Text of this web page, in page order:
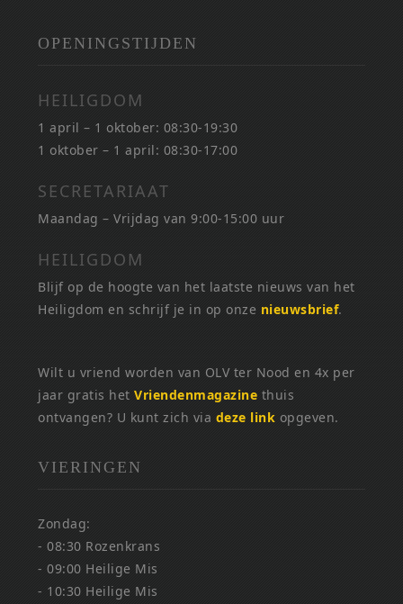
OPENINGSTIJDEN
HEILIGDOM
1 april – 1 oktober: 08:30-19:30
1 oktober – 1 april: 08:30-17:00
SECRETARIAAT
Maandag – Vrijdag van 9:00-15:00 uur
HEILIGDOM
Blijf op de hoogte van het laatste nieuws van het
Heiligdom en schrijf je in op onze nieuwsbrief.
Wilt u vriend worden van OLV ter Nood en 4x per
jaar gratis hetVriendenmagazine thuis
ontvangen? U kunt zich via deze link opgeven.
VIERINGEN
Zondag:
- 08:30 Rozenkrans
- 09:00 Heilige Mis
- 10:30 Heilige Mis